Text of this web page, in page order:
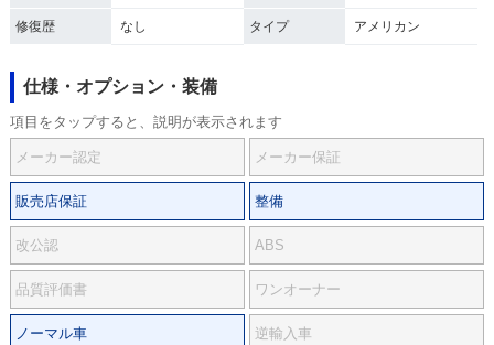
修復歴 なし タイプ アメリカン
仕様・オプション・装備
項目をタップすると、説明が表示されます
メーカー認定 メーカー保証
販売店保証 整備
改公認 ABS
品質評価書 ワンオーナー
ノーマル車 逆輸入車